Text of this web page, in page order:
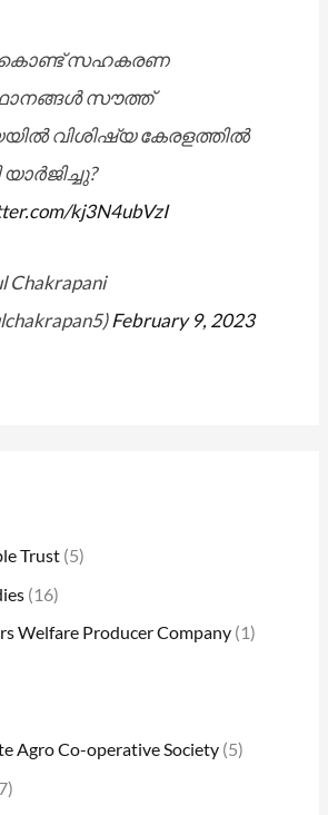
സഹകരണ
സൗത്ത്
വിശിഷ്യ കേരളത്തിൽ
kj3N4ubVzI
Chakrapani
February 9, 2023
Trust(5)
(16)
Welfare Producer Company(1)
Agro Co-operative Society(5)